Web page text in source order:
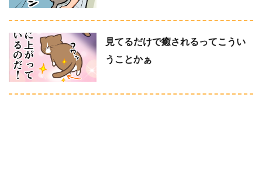
見てるだけで癒されるってこうい
うことかぁ